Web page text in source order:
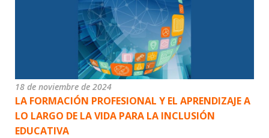
18 de noviembre de 2024
LA FORMACIÓN PROFESIONAL Y EL APRENDIZAJE A
LO LARGO DE LA VIDA PARA LA INCLUSIÓN
EDUCATIVA